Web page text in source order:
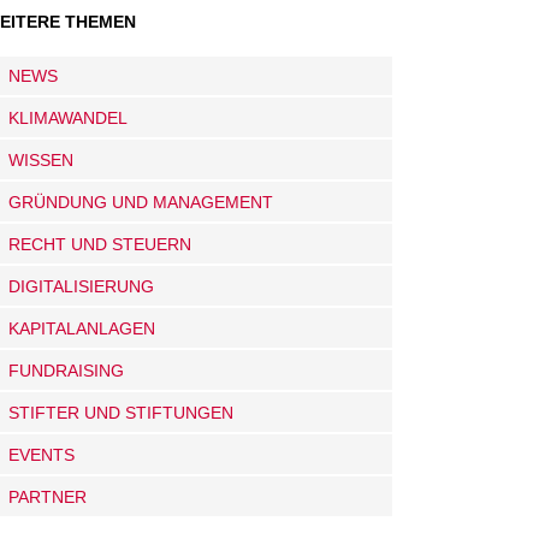
THEMEN
NEWS
KLIMAWANDEL
WISSEN
GRÜNDUNG UND MANAGEMENT
RECHT UND STEUERN
DIGITALISIERUNG
KAPITALANLAGEN
FUNDRAISING
STIFTER UND STIFTUNGEN
EVENTS
PARTNER